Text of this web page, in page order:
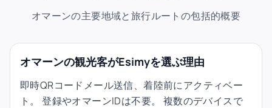
オマーンの主要地域と旅行ルートの包括的概要
オマーンの観光客がEsimyを選ぶ理由
即時QRコードメール送信、着陸前にアクティベー
ト。 登録やオマーンIDは不要。 複数のデバイスで